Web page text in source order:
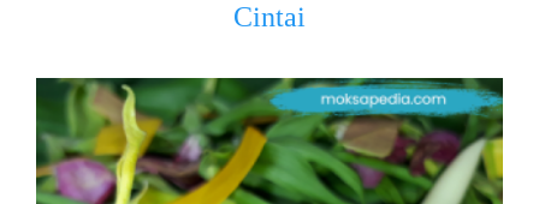
Cintai